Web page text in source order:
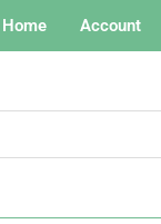
Home Account